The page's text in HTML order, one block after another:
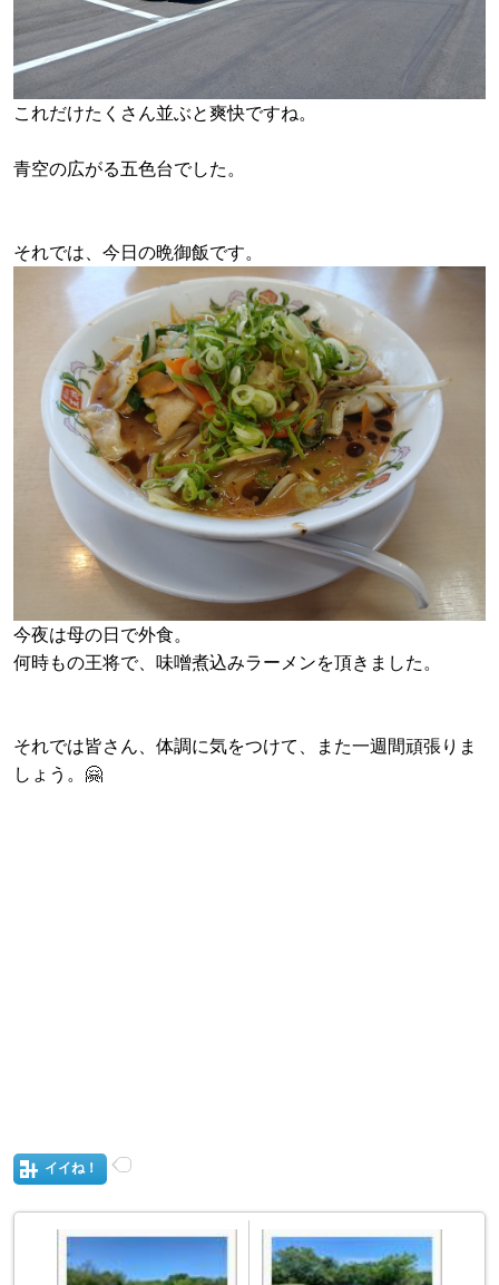
これだけたくさん並ぶと爽快ですね。
青空の広がる五色台でした。
それでは、今日の晩御飯です。
今夜は母の日で外食。
何時もの王将で、味噌煮込みラーメンを頂きました。
それでは皆さん、体調に気をつけて、また一週間頑張りま
しょう。🤗
イイね！